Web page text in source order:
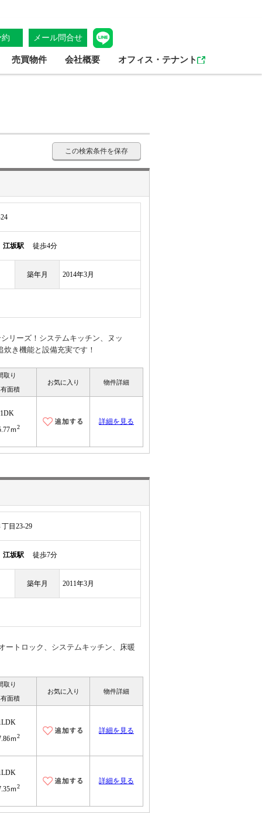
メール問合せ
売買物件 会社概要 オフィス・テナント
この検索条件を保存
江坂駅 徒歩4分
築年月 2014年3月
リーズ！システムキッチン、ヌッ
き機能と設備充実です！
取り
面積
お気に入り 物件詳細
1DK
ｍ2
詳細を見る
目23-29
江坂駅 徒歩7分
築年月 2011年3月
ートロック、システムキッチン、床暖
取り
面積
お気に入り 物件詳細
ｍ2
詳細を見る
ｍ2
詳細を見る